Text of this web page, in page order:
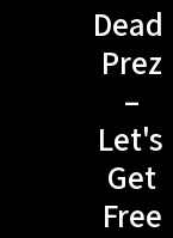
Dead
Prez
–
Let's
Get
Free